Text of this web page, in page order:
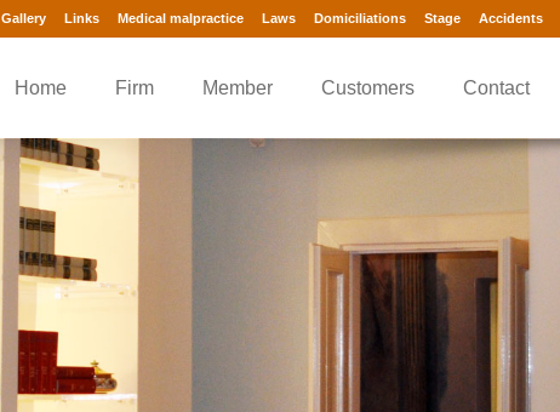
Gallery Links Medical malpractice Laws Domiciliations Stage Accidents
Home Firm Member Customers Contact